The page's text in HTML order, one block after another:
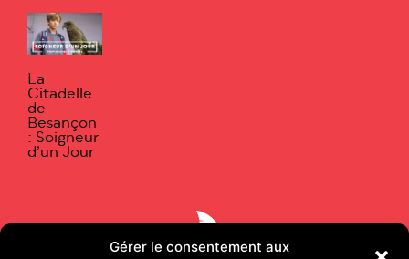
Gérer le consentement aux
La
Citadelle
de
Besançon
: Soigneur
d’un Jour